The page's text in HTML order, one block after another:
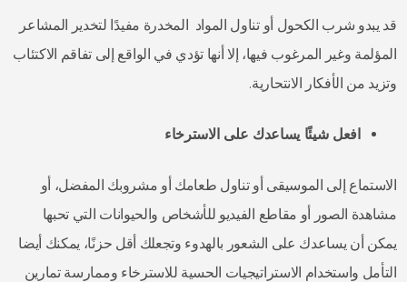
قد يبدو شرب الكحول أو تناول المواد المخدرة مفيدًا لتخدير المشاعر
المؤلمة وغير المرغوب فيها، إلا أنها تؤدي في الواقع إلى تفاقم الاكتئاب
وتزيد من الأفكار الانتحارية.
افعل شيئًا يساعدك على الاسترخاء
الاستماع إلى الموسيقى أو تناول طعامك أو مشروبك المفضل، أو
مشاهدة الصور أو مقاطع الفيديو للأشخاص والحيوانات التي تحبها
يمكن أن يساعدك على الشعور بالهدوء وتجعلك أقل حزنًا، يمكنك أيضا
التأمل واستخدام الاستراتيجيات الحسية للاسترخاء وممارسة تمارين